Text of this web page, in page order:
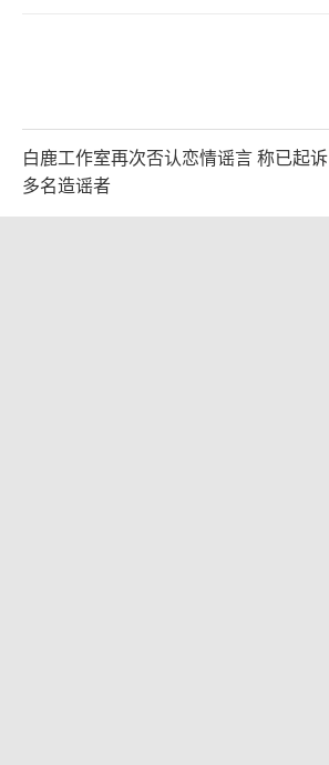
白鹿工作室再次否认恋情谣言 称已起诉
多名造谣者
2026-08-06 10:58:39